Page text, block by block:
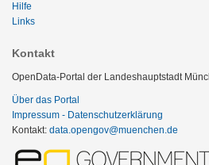
Hilfe
Links
Kontakt
OpenData-Portal der Landeshauptstadt
Über das Portal
Impressum - Datenschutzerklärung
Kontakt: data.opengov@muenchen.de